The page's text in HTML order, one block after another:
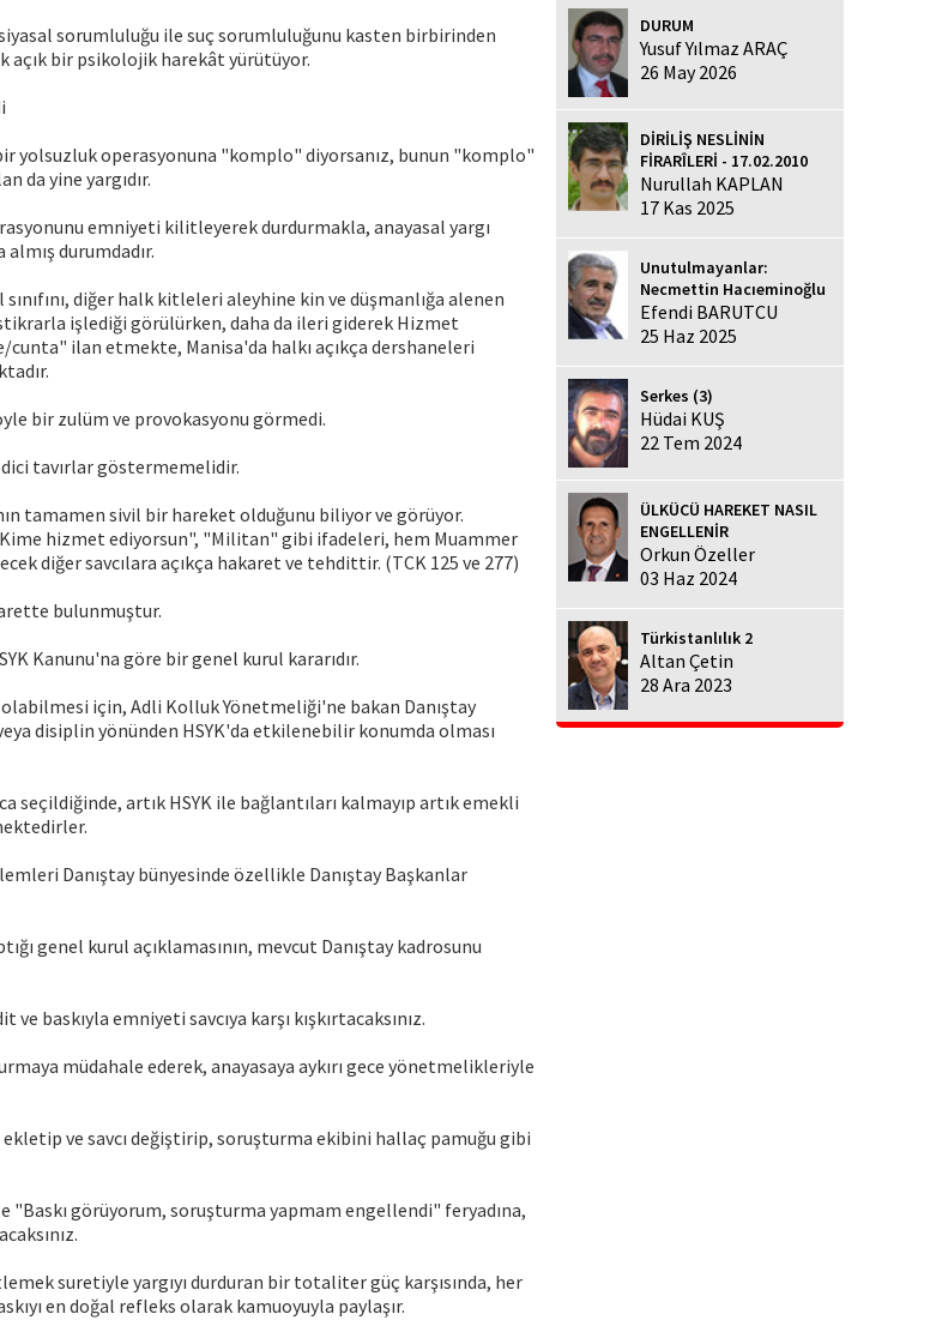
sorumluluğu ile suç sorumluluğunu kasten birbirinden
açık bir psikolojik harekât yürütüyor.
yolsuzluk operasyonuna "komplo" diyorsanız, bunun "komplo"
da yine yargıdır.
emniyeti kilitleyerek durdurmakla, anayasal yargı
durumdadır.
sınıfını, diğer halk kitleleri aleyhine kin ve düşmanlığa alenen
işlediği görülürken, daha da ileri giderek Hizmet
ilan etmekte, Manisa'da halkı açıkça dershaneleri
bir zulüm ve provokasyonu görmedi.
tavırlar göstermemelidir.
tamamen sivil bir hareket olduğunu biliyor ve görüyor.
hizmet ediyorsun", "Militan" gibi ifadeleri, hem Muammer
diğer savcılara açıkça hakaret ve tehdittir. (TCK 125 ve 277)
bulunmuştur.
Kanunu'na göre bir genel kurul kararıdır.
olabilmesi için, Adli Kolluk Yönetmeliği'ne bakan Danıştay
disiplin yönünden HSYK'da etkilenebilir konumda olması
seçildiğinde, artık HSYK ile bağlantıları kalmayıp artık emekli
Danıştay bünyesinde özellikle Danıştay Başkanlar
genel kurul açıklamasının, mevcut Danıştay kadrosunu
baskıyla emniyeti savcıya karşı kışkırtacaksınız.
müdahale ederek, anayasaya aykırı gece yönetmelikleriyle
ekletip ve savcı değiştirip, soruşturma ekibini hallaç pamuğu gibi
"Baskı görüyorum, soruşturma yapmam engellendi" feryadına,
suretiyle yargıyı durduran bir totaliter güç karşısında, her
en doğal refleks olarak kamuoyuyla paylaşır.
DURUM
Yusuf Yılmaz ARAÇ
26 May 2026
DİRİLİŞ NESLİNİN
FİRARÎLERİ - 17.02.2010
Nurullah KAPLAN
17 Kas 2025
Unutulmayanlar:
Necmettin Hacıeminoğlu
Efendi BARUTCU
25 Haz 2025
Serkes (3)
Hüdai KUŞ
22 Tem 2024
ÜLKÜCÜ HAREKET NASIL
ENGELLENİR
Orkun Özeller
03 Haz 2024
Türkistanlılık 2
Altan Çetin
28 Ara 2023